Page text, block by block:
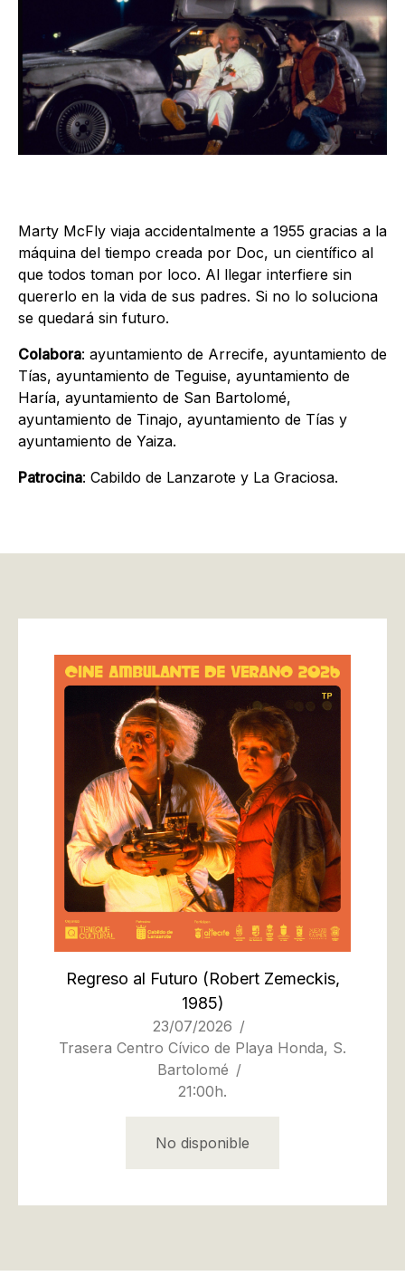
Marty McFly viaja accidentalmente a 1955 gracias a la
máquina del tiempo creada por Doc, un científico al
que todos toman por loco. Al llegar interfiere sin
quererlo en la vida de sus padres. Si no lo soluciona
se quedará sin futuro.
Colabora: ayuntamiento de Arrecife, ayuntamiento de
Tías, ayuntamiento de Teguise, ayuntamiento de
Haría, ayuntamiento de San Bartolomé,
ayuntamiento de Tinajo, ayuntamiento de Tías y
ayuntamiento de Yaiza.
Patrocina: Cabildo de Lanzarote y La Graciosa.
Regreso al Futuro (Robert Zemeckis,
1985)
23/07/2026
Trasera Centro Cívico de Playa Honda, S.
Bartolomé
21:00h.
No disponible